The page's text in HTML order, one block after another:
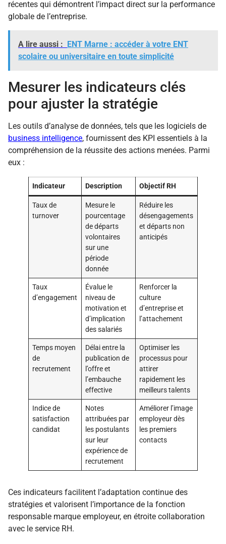
récentes qui démontrent l’impact direct sur la performance
globale de l’entreprise.
A lire aussi : ENT Marne : accéder à votre ENT
scolaire ou universitaire en toute simplicité
Mesurer les indicateurs clés
pour ajuster la stratégie
Les outils d’analyse de données, tels que les logiciels de
business intelligence, fournissent des KPI essentiels à la
compréhension de la réussite des actions menées. Parmi
eux :
Indicateur Description Objectif RH
Taux de
turnover
Mesure le
pourcentage
de départs
volontaires
sur une
période
donnée
Réduire les
désengagements
et départs non
anticipés
Taux
d’engagement
Évalue le
niveau de
motivation et
d’implication
des salariés
Renforcer la
culture
d’entreprise et
l’attachement
Temps moyen
de
recrutement
Délai entre la
publication de
l’offre et
l’embauche
effective
Optimiser les
processus pour
attirer
rapidement les
meilleurs talents
Indice de
satisfaction
candidat
Notes
attribuées par
les postulants
sur leur
expérience de
recrutement
Améliorer l’image
employeur dès
les premiers
contacts
Ces indicateurs facilitent l’adaptation continue des
stratégies et valorisent l’importance de la fonction
responsable marque employeur, en étroite collaboration
avec le service RH.